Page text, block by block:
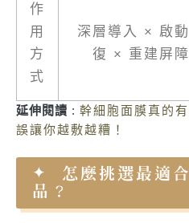
作
用
方
式
深層導入 × 啟
復 × 重建屏障
延伸閱讀 : 幹細胞面膜真的
誤讓你越敷越糟！
怎麼挑選最適
品？